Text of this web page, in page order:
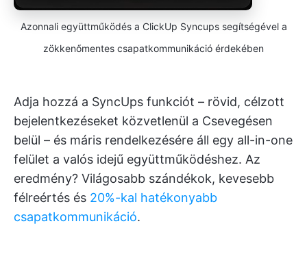
Azonnali együttműködés a ClickUp Syncups segítségével a
zökkenőmentes csapatkommunikáció érdekében
Adja hozzá a SyncUps funkciót – rövid, célzott
bejelentkezéseket közvetlenül a Csevegésen
belül – és máris rendelkezésére áll egy all-in-one
felület a valós idejű együttműködéshez. Az
eredmény? Világosabb szándékok, kevesebb
félreértés és 20%-kal hatékonyabb
csapatkommunikáció.